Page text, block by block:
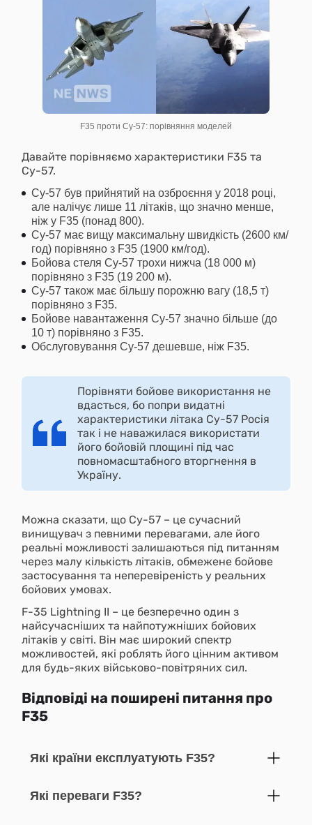
F35 проти Су-57: порівняння моделей
Давайте порівняємо характеристики F35 та
Су-57.
Су-57 був прийнятий на озброєння у 2018 році,
але налічує лише 11 літаків, що значно менше,
ніж у F35 (понад 800).
Су-57 має вищу максимальну швидкість (2600 км/
год) порівняно з F35 (1900 км/год).
Бойова стеля Су-57 трохи нижча (18 000 м)
порівняно з F35 (19 200 м).
Су-57 також має більшу порожню вагу (18,5 т)
порівняно з F35.
Бойове навантаження Су-57 значно більше (до
10 т) порівняно з F35.
Обслуговування Су-57 дешевше, ніж F35.
Порівняти бойове використання не
вдасться, бо попри видатні
характеристики літака Су-57 Росія
так і не наважилася використати
його бойовій площині під час
повномасштабного вторгнення в
Україну.
Можна сказати, що Су-57 – це сучасний
винищувач з певними перевагами, але його
реальні можливості залишаються під питанням
через малу кількість літаків, обмежене бойове
застосування та неперевіреність у реальних
бойових умовах.
F-35 Lightning II – це безперечно один з
найсучасніших та найпотужніших бойових
літаків у світі. Він має широкий спектр
можливостей, які роблять його цінним активом
для будь-яких військово-повітряних сил.
Відповіді на поширені питання про
F35
Які країни експлуатують F35?
Які переваги F35?